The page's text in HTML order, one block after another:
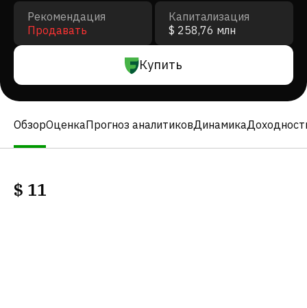
Рекомендация
Продавать
Капитализация
$ 258,76 млн
Купить
ОбзорОценкаПрогноз аналитиковДинамика
$ 11